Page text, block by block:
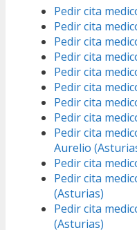
Pedir cita
Pedir cita
Pedir cita
Pedir cita
Pedir cita
Pedir cita
Pedir cita
Pedir cita
Pedir cita
Aurelio
Pedir cita
Pedir cita
(Asturias)
Pedir cita
(Asturias)